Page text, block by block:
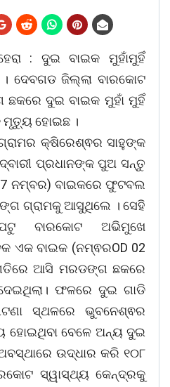
: ଦୁଇ ବାଇକ ମୁହାଁମୁହିଁ
। ଦେବଗଡ ଜିଲ୍ଲା ବାରକୋଟ
ଛକରେ ଦୁଇ ବାଇକ ମୁହାଁ ମୁହିଁ
ହୋଇଛ ।
କ୍ଷିରେଶ୍ଵର ସାହୁଙ୍କ
ପ୍ରଧାନଙ୍କ ପୁଅ ସନ୍ତୁ
ନମ୍ବର) ବାଇକରେ ଫୁଟବଲ
ଗ୍ରାମକୁ ଆସୁଥିଲେ । ସେହି
ବାରକୋଟ ଅଭିମୁଖେ
ଏକ ବାଇକ (ନମ୍ଵରOD 02
ଆସି ମରଡଙ୍ଗ ଛକରେ
ଫଳରେ ଦୁଇ ଗାଡି
ସ୍ଥଳରେ ଭୁବନେଶ୍ଵର
ବେଳେ ଅନ୍ୟ ଦୁଇ
ଉଦ୍ଧାର କରି ୧୦୮
ସ୍ୱାସ୍ଥ୍ୟ କେନ୍ଦ୍ରକୁ